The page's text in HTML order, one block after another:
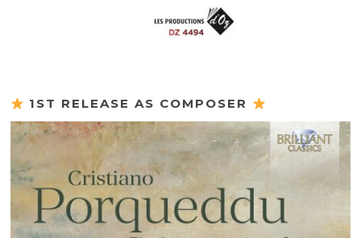
1ST RELEASE AS COMPOSER